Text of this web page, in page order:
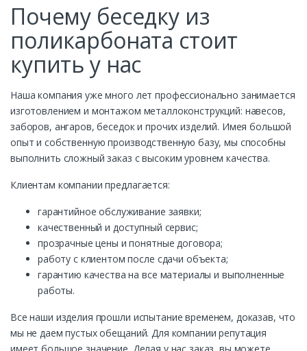
Почему беседку из
поликарбоната стоит
купить у нас
Наша компания уже много лет профессионально занимается
изготовлением и монтажом металлоконструкций: навесов,
заборов, ангаров, беседок и прочих изделий. Имея большой
опыт и собственную производственную базу, мы способны
выполнить сложный заказ с высоким уровнем качества.
Клиентам компании предлагается:
гарантийное обслуживание заявки;
качественный и доступный сервис;
прозрачные цены и понятные договора;
работу с клиентом после сдачи объекта;
гарантию качества на все материалы и выполненные
работы.
Все наши изделия прошли испытание временем, доказав, что
мы не даем пустых обещаний. Для компании репутация
имеет большое значение. Делая у нас заказ, вы можете